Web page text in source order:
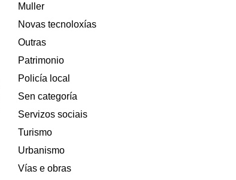
Muller
Novas tecnoloxías
Outras
Patrimonio
Policía local
Sen categoría
Servizos sociais
Turismo
Urbanismo
Vías e obras